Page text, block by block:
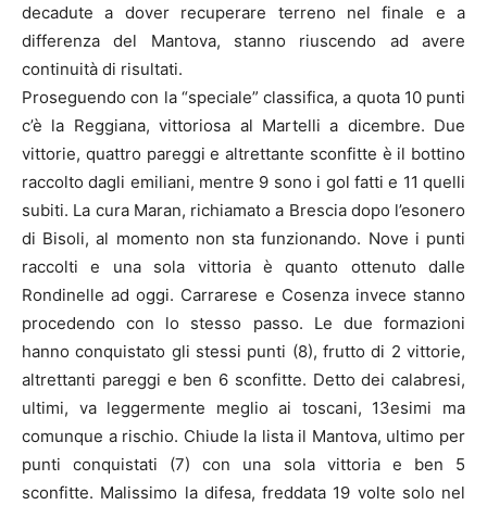
decadute a dover recuperare terreno nel finale e a
differenza del Mantova, stanno riuscendo ad avere
continuità di risultati.
Proseguendo con la “speciale” classifica, a quota 10 punti
c’è la Reggiana, vittoriosa al Martelli a dicembre. Due
vittorie, quattro pareggi e altrettante sconfitte è il bottino
raccolto dagli emiliani, mentre 9 sono i gol fatti e 11 quelli
subiti. La cura Maran, richiamato a Brescia dopo l’esonero
di Bisoli, al momento non sta funzionando. Nove i punti
raccolti e una sola vittoria è quanto ottenuto dalle
Rondinelle ad oggi. Carrarese e Cosenza invece stanno
procedendo con lo stesso passo. Le due formazioni
hanno conquistato gli stessi punti (8), frutto di 2 vittorie,
altrettanti pareggi e ben 6 sconfitte. Detto dei calabresi,
ultimi, va leggermente meglio ai toscani, 13esimi ma
comunque a rischio. Chiude la lista il Mantova, ultimo per
punti conquistati (7) con una sola vittoria e ben 5
sconfitte. Malissimo la difesa, freddata 19 volte solo nel